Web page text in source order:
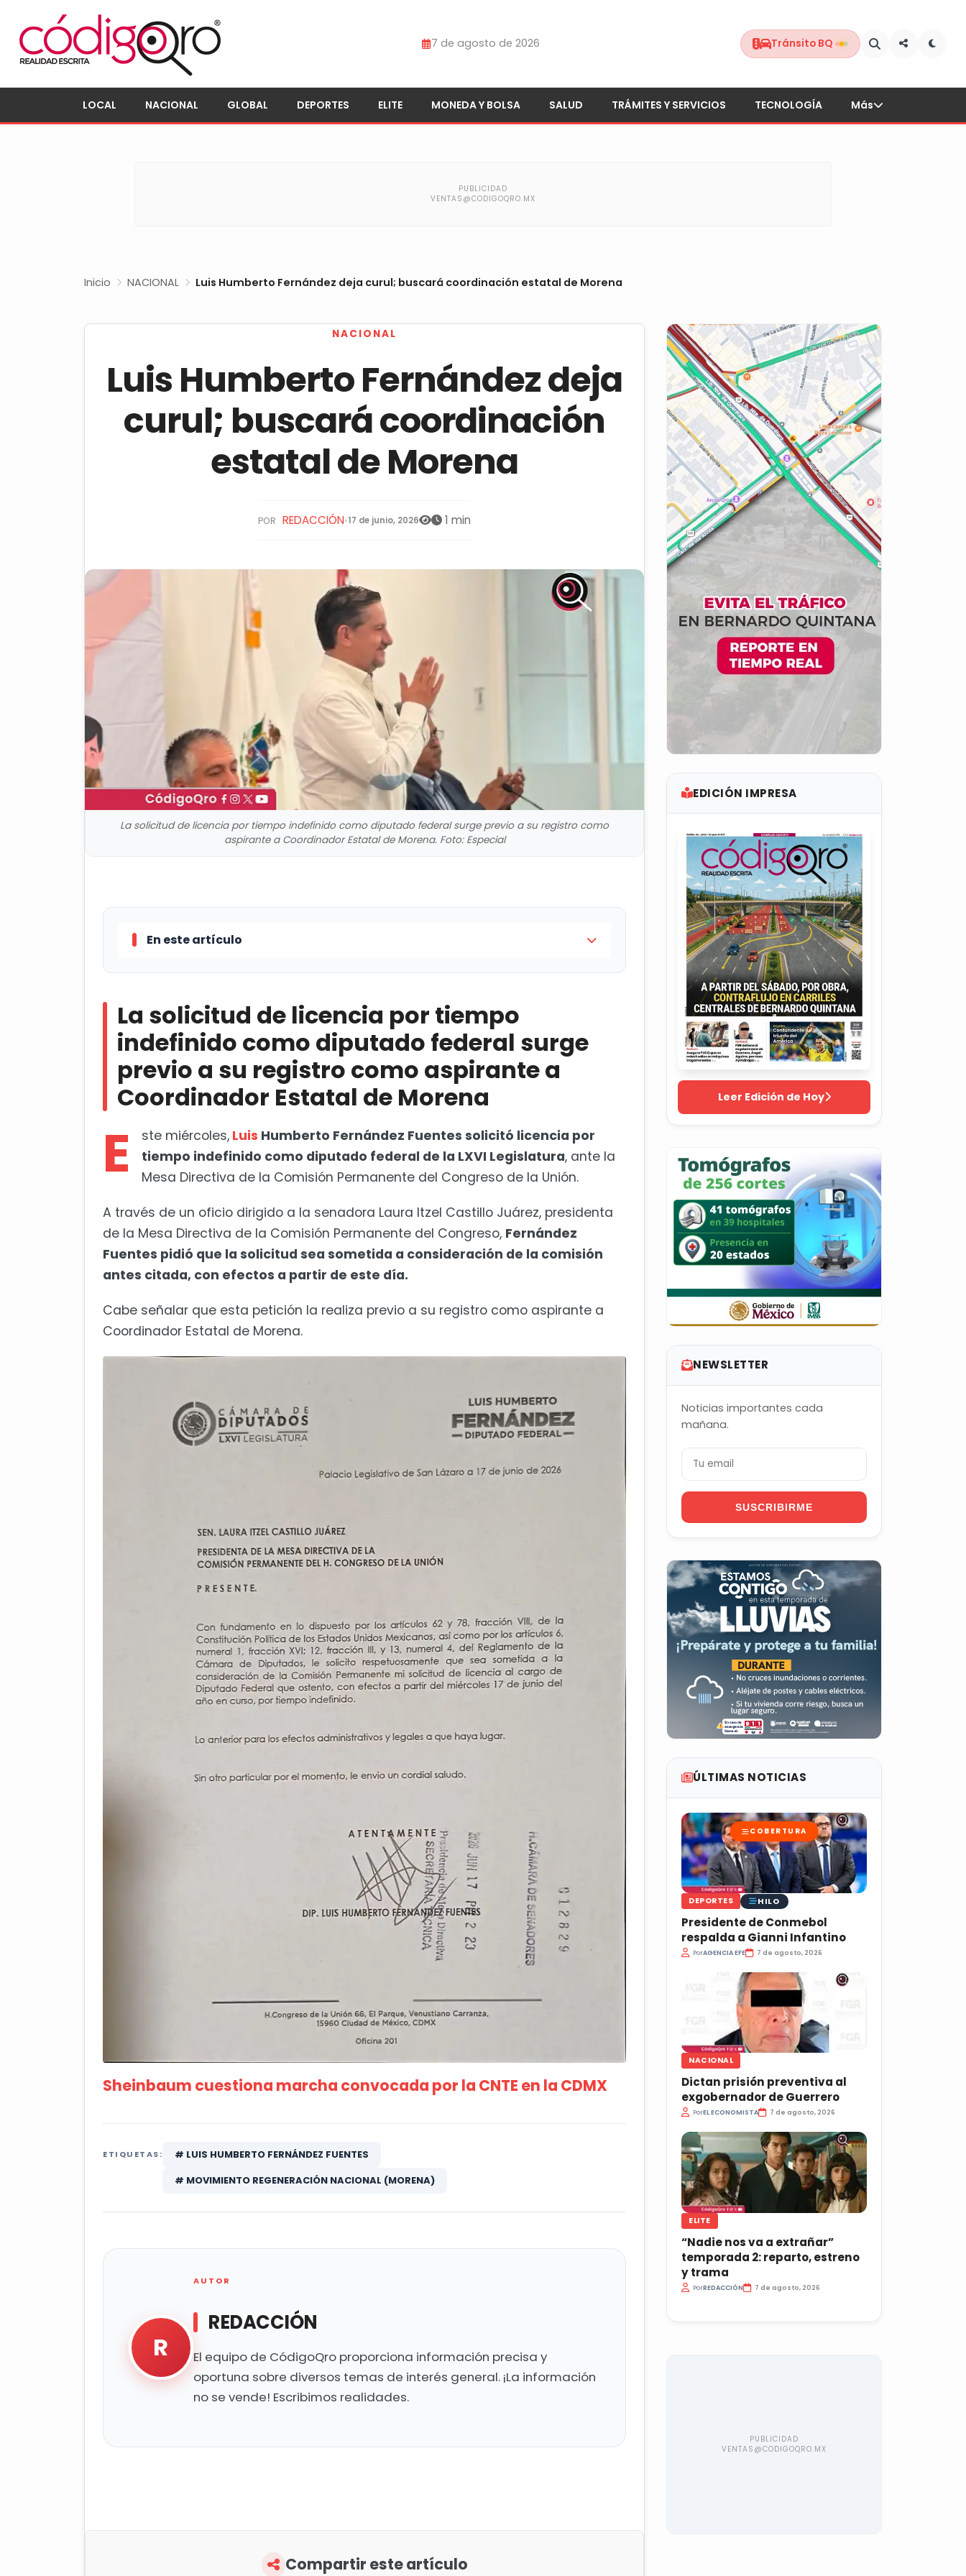
7 de agosto de 2026 Tránsito BQ
LOCAL NACIONAL GLOBAL DEPORTES ELITE MONEDA Y BOLSA SALUD TRÁMITES Y SERVICIOS TECNOLOGÍA Más
Inicio NACIONAL Luis Humberto Fernández deja curul; buscará coordinación estatal de Morena
NACIONAL
Luis Humberto Fernández deja
curul; buscará coordinación
estatal de Morena
POR REDACCIÓN•17 de junio, 2026 1 min
La solicitud de licencia por tiempo indefinido como diputado federal surge previo a su registro como
aspirante a Coordinador Estatal de Morena. Foto: Especial
En este artículo
Sheinbaum cuestiona marcha convocada por la CNTE en la CDMX
La solicitud de licencia por tiempo
indefinido como diputado federal surge
previo a su registro como aspirante a
Coordinador Estatal de Morena
E ste miércoles, Luis Humberto Fernández Fuentes solicitó licencia por
tiempo indefinido como diputado federal de la LXVI Legislatura, ante la
Mesa Directiva de la Comisión Permanente del Congreso de la Unión.
A través de un oficio dirigido a la senadora Laura Itzel Castillo Juárez, presidenta
de la Mesa Directiva de la Comisión Permanente del Congreso, Fernández
Fuentes pidió que la solicitud sea sometida a consideración de la comisión
antes citada, con efectos a partir de este día.
Cabe señalar que esta petición la realiza previo a su registro como aspirante a
Coordinador Estatal de Morena.
Sheinbaum cuestiona marcha convocada por la CNTE en la CDMX
ETIQUETAS:
# LUIS HUMBERTO FERNÁNDEZ FUENTES
# MOVIMIENTO REGENERACIÓN NACIONAL (MORENA)
R
AUTOR
REDACCIÓN
El equipo de CódigoQro proporciona información precisa y
oportuna sobre diversos temas de interés general. ¡La información
no se vende! Escribimos realidades.
Compartir este artículo
EDICIÓN IMPRESA
Leer Edición de Hoy
NEWSLETTER
Noticias importantes cada
mañana.
SUSCRIBIRME
ÚLTIMAS NOTICIAS
COBERTURA
DEPORTES HILO
Presidente de Conmebol
respalda a Gianni Infantino
PorAGENCIA EFE 7 de agosto, 2026
NACIONAL
Dictan prisión preventiva al
exgobernador de Guerrero
PorEL ECONOMISTA 7 de agosto, 2026
ELITE
“Nadie nos va a extrañar”
temporada 2: reparto, estreno
y trama
PorREDACCIÓN 7 de agosto, 2026